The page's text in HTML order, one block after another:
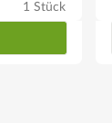
1 Stück